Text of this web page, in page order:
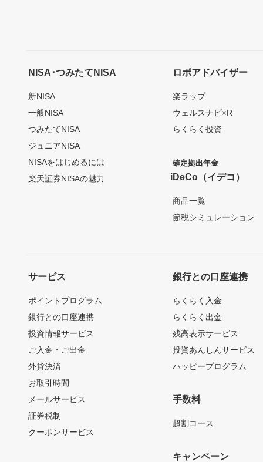
NISA･つみたてNISA
新NISA
一般NISA
つみたてNISA
ジュニアNISA
NISAをはじめるには
楽天証券NISAの魅力
ロボアドバイザー
楽ラップ
ウェルスナビ×R
らくらく投資
確定拠出年金
iDeCo（イデコ）
商品一覧
節税シミュレーション
サービス
ポイントプログラム
銀行との口座連携
投資情報サービス
ご入金・ご出金
外貨決済
お取引時間
メールサービス
証券税制
クーポンサービス
銀行との口座連携
らくらく入金
らくらく出金
残高表示サービス
投資あんしんサービス
ハッピープログラム
手数料
超割コース
キャンペーン